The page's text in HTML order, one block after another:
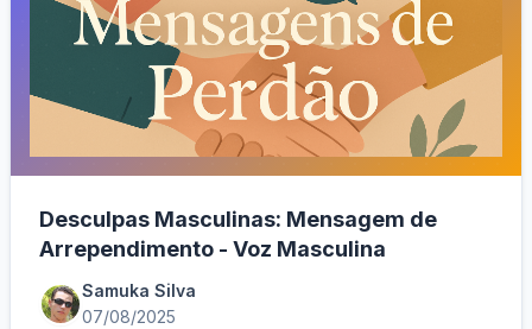
Desculpas Masculinas: Mensagem de
Arrependimento - Voz Masculina
Samuka Silva
07/08/2025